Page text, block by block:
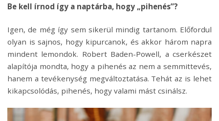
Be kell írnod így a naptárba, hogy „pihenés”?
Igen, de még így sem sikerül mindig tartanom. Előfordul
olyan is sajnos, hogy kipurcanok, és akkor három napra
mindent lemondok. Robert Baden-Powell, a cserkészet
alapítója mondta, hogy a pihenés az nem a semmittevés,
hanem a tevékenység megváltoztatása. Tehát az is lehet
kikapcsolódás, pihenés, hogy valami mást csinálsz.